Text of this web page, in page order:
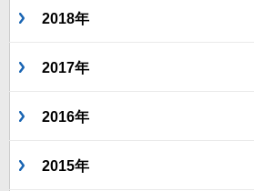
2018年
2017年
2016年
2015年